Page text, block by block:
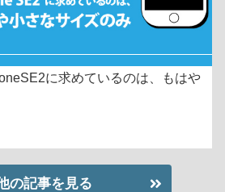
に求めているのは、もはや
の記事を見る